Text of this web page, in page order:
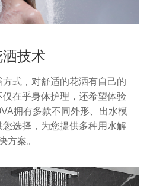
技术
式，对舒适的花洒有自己的
在乎身体护理，还希望体验
拥有多款不同外形、出水模
选择，为您提供多种用水解
方案。